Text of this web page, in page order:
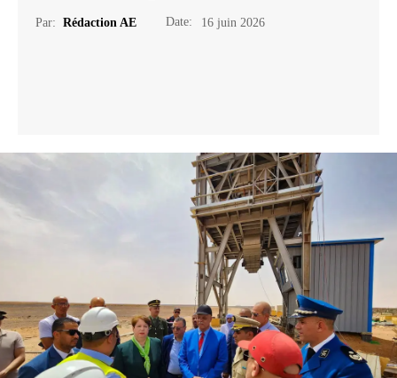
Par: Rédaction AE Date: 16 juin 2026